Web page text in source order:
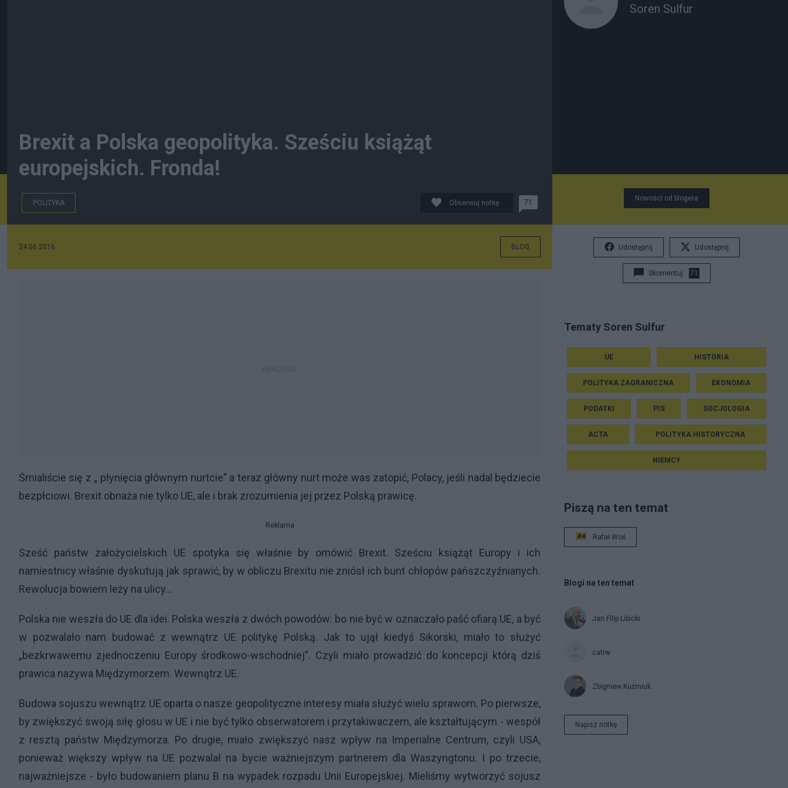
Brexit a Polska geopolityka. Sześciu książąt
europejskich. Fronda!
POLITYKA Obserwuj notkę 71
24.06.2016 BLOG
Śmialiście się z „ płynięcia głównym nurtcie” a teraz główny nurt może was zatopić, Polacy, jeśli nadal będziecie
bezpłciowi. Brexit obnaża nie tylko UE, ale i brak zrozumienia jej przez Polską prawicę.
Reklama
Sześć państw założycielskich UE spotyka się właśnie by omówić Brexit. Sześciu książąt Europy i ich
namiestnicy właśnie dyskutują jak sprawić, by w obliczu Brexitu nie zniósł ich bunt chłopów pańszczyźnianych.
Rewolucja bowiem leży na ulicy…
Polska nie weszła do UE dla idei. Polska weszła z dwóch powodów: bo nie być w oznaczało paść ofiarą UE, a być
w pozwalało nam budować z wewnątrz UE politykę Polską. Jak to ujął kiedyś Sikorski, miało to służyć
„bezkrwawemu zjednoczeniu Europy środkowo-wschodniej”. Czyli miało prowadzić do koncepcji którą dziś
prawica nazywa Międzymorzem. Wewnątrz UE.
Budowa sojuszu wewnątrz UE oparta o nasze geopolityczne interesy miała służyć wielu sprawom. Po pierwsze,
by zwiększyć swoją siłę głosu w UE i nie być tylko obserwatorem i przytakiwaczem, ale kształtującym - wespół
z resztą państw Międzymorza. Po drugie, miało zwiększyć nasz wpływ na Imperialne Centrum, czyli USA,
ponieważ większy wpływ na UE pozwalał na bycie ważniejszym partnerem dla Waszyngtonu. I po trzecie,
najważniejsze - było budowaniem planu B na wypadek rozpadu Unii Europejskiej. Mieliśmy wytworzyć sojusz
Soren Sulfur
Nowości od blogera
Udostępnij Udostępnij
Skomentuj 71
Tematy Soren Sulfur
UE HISTORIA
POLITYKA ZAGRANICZNA EKONOMIA
PODATKI PIS SOCJOLOGIA
ACTA POLITYKA HISTORYCZNA
NIEMCY
Piszą na ten temat
Rafał Woś
Blogi na ten temat
Jan Filip Libicki
catrw
Zbigniew Kuźmiuk
Napisz notkę